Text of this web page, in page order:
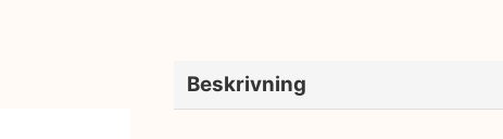
Beskrivning